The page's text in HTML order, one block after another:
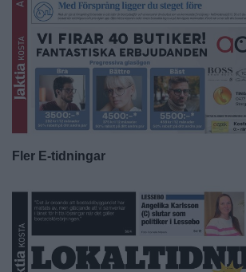
Fler E-tidningar